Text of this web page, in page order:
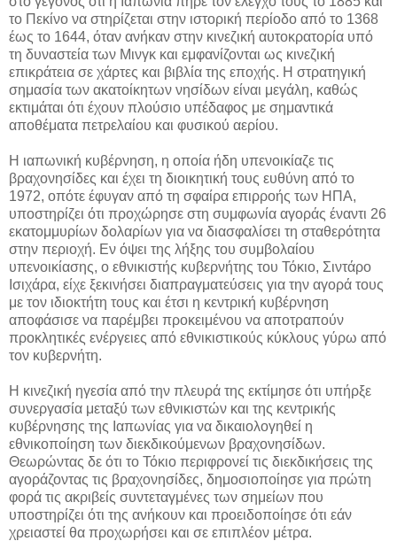
το Πεκίνο να στηρίζεται στην ιστορική περίοδο από το 1368
έως το 1644, όταν ανήκαν στην κινεζική αυτοκρατορία υπό
τη δυναστεία των Μινγκ και εμφανίζονται ως κινεζική
επικράτεια σε χάρτες και βιβλία της εποχής. Η στρατηγική
σημασία των ακατοίκητων νησίδων είναι μεγάλη, καθώς
εκτιμάται ότι έχουν πλούσιο υπέδαφος με σημαντικά
αποθέματα πετρελαίου και φυσικού αερίου.
Η ιαπωνική κυβέρνηση, η οποία ήδη υπενοικίαζε τις
βραχονησίδες και έχει τη διοικητική τους ευθύνη από το
1972, οπότε έφυγαν από τη σφαίρα επιρροής των ΗΠΑ,
υποστηρίζει ότι προχώρησε στη συμφωνία αγοράς έναντι 26
εκατομμυρίων δολαρίων για να διασφαλίσει τη σταθερότητα
στην περιοχή. Εν όψει της λήξης του συμβολαίου
υπενοικίασης, ο εθνικιστής κυβερνήτης του Τόκιο, Σιντάρο
Ισιχάρα, είχε ξεκινήσει διαπραγματεύσεις για την αγορά τους
με τον ιδιοκτήτη τους και έτσι η κεντρική κυβέρνηση
αποφάσισε να παρέμβει προκειμένου να αποτραπούν
προκλητικές ενέργειες από εθνικιστικούς κύκλους γύρω από
τον κυβερνήτη.
Η κινεζική ηγεσία από την πλευρά της εκτίμησε ότι υπήρξε
συνεργασία μεταξύ των εθνικιστών και της κεντρικής
κυβέρνησης της Ιαπωνίας για να δικαιολογηθεί η
εθνικοποίηση των διεκδικούμενων βραχονησίδων.
Θεωρώντας δε ότι το Τόκιο περιφρονεί τις διεκδικήσεις της
αγοράζοντας τις βραχονησίδες, δημοσιοποίησε για πρώτη
φορά τις ακριβείς συντεταγμένες των σημείων που
υποστηρίζει ότι της ανήκουν και προειδοποίησε ότι εάν
χρειαστεί θα προχωρήσει και σε επιπλέον μέτρα.